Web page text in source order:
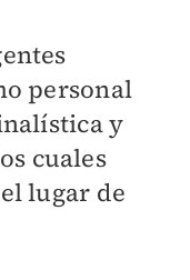
personal
y
cuales
lugar de